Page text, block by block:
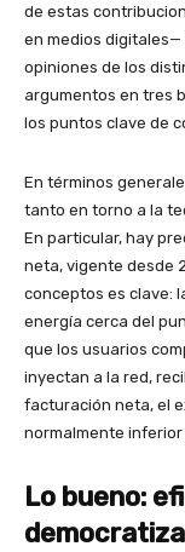
de estas
en medios digitales—
opiniones de los
argumentos en tres
los puntos clave de
En términos
tanto en torno a la
En particular, hay
neta, vigente desde
conceptos es clave:
energía cerca del
que los usuarios
inyectan a la red,
facturación neta, el
normalmente inferior
Lo bueno: